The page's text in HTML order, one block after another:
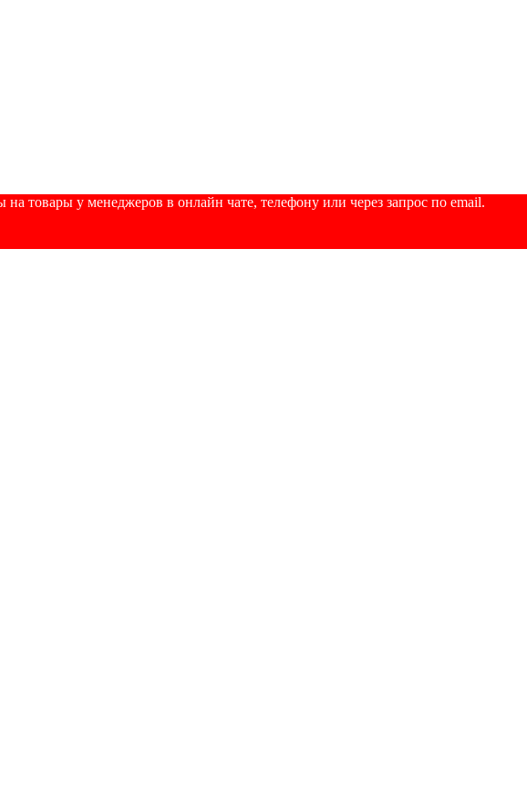
товары у менеджеров в онлайн чате, телефону или через запрос по email.